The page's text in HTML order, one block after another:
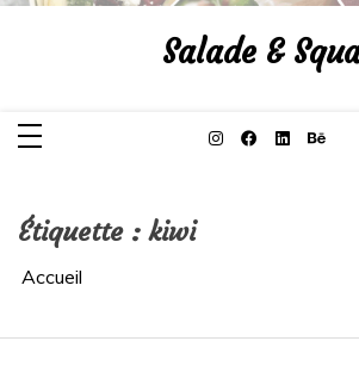
Aller
Salade &
Étiquette :kiwi
Accueil